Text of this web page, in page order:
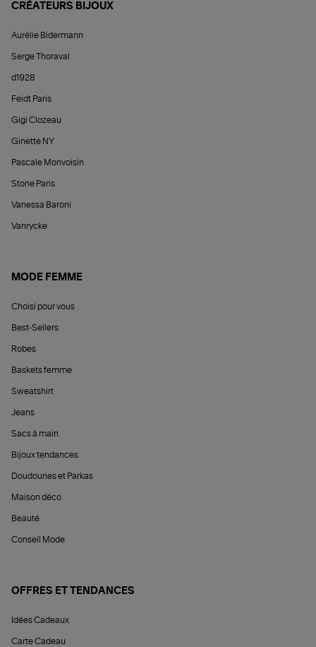
CRÉATEURS BIJOUX
Aurélie Bidermann
Serge Thoraval
d1928
Feidt Paris
Gigi Clozeau
Ginette NY
Pascale Monvoisin
Stone Paris
Vanessa Baroni
Vanrycke
MODE FEMME
Choisi pour vous
Best-Sellers
Robes
Baskets femme
Sweatshirt
Jeans
Sacs à main
Bijoux tendances
Doudounes et Parkas
Maison déco
Beauté
Conseil Mode
OFFRES ET TENDANCES
Idées Cadeaux
Carte Cadeau